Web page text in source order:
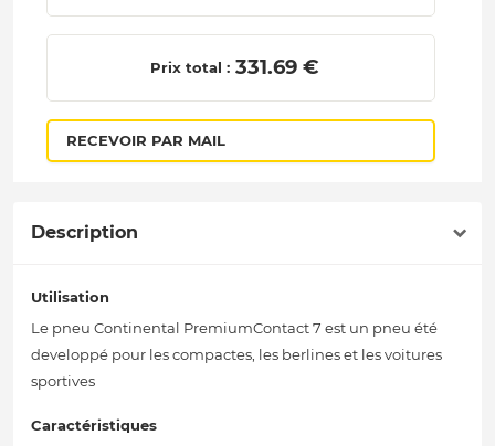
Prix total : 331.69 €
RECEVOIR PAR MAIL
Description
Utilisation
Le pneu Continental PremiumContact 7 est un pneu été
developpé pour les compactes, les berlines et les voitures
sportives
Caractéristiques